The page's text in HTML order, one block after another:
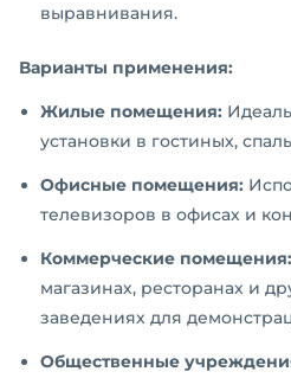
выравнивания.
Варианты применения:
Жилые помещения:
установки в гостиных,
Офисные помещения:
телевизоров в офисах и
Коммерческие помещения:
магазинах, ресторанах и
заведениях для
Общественные